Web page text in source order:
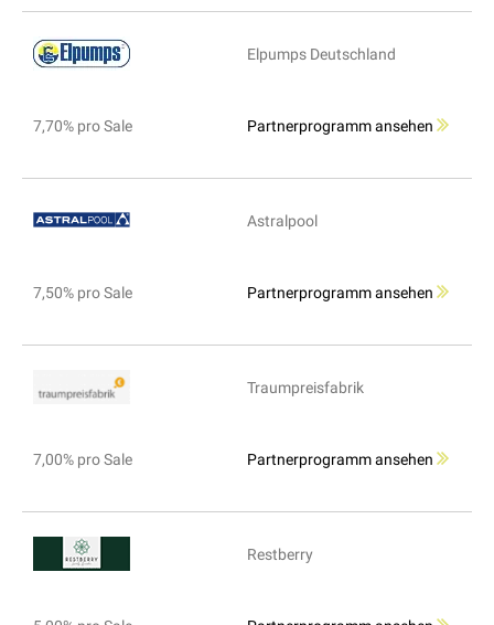
Elpumps Deutschland
7,70% pro Sale Partnerprogramm ansehen
Astralpool
7,50% pro Sale Partnerprogramm ansehen
Traumpreisfabrik
7,00% pro Sale Partnerprogramm ansehen
Restberry